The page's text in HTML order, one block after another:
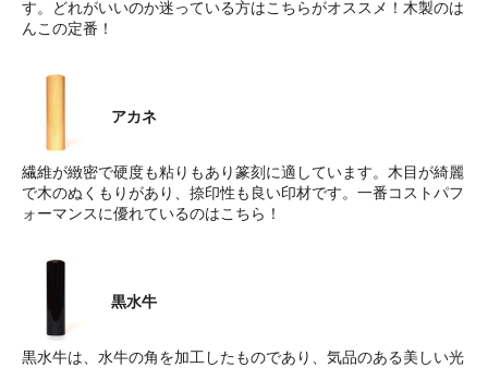
す。どれがいいのか迷っている方はこちらがオススメ！木製のは
んこの定番！
アカネ
繊維が緻密で硬度も粘りもあり篆刻に適しています。木目が綺麗
で木のぬくもりがあり、捺印性も良い印材です。一番コストパフ
ォーマンスに優れているのはこちら！
黒水牛
黒水牛は、水牛の角を加工したものであり、気品のある美しい光